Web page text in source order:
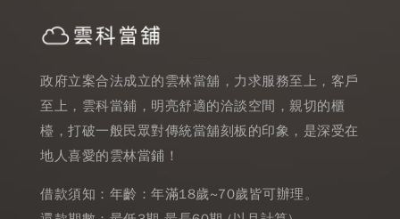
政府立案合法成立的雲林當舖，力求服務至上，客戶
至上，雲科當鋪，明亮舒適的洽談空間，親切的櫃
檯，打破一般民眾對傳統當舖刻板的印象，是深受在
地人喜愛的雲林當鋪！
借款須知：年齡：年滿18歲~70歲皆可辦理。